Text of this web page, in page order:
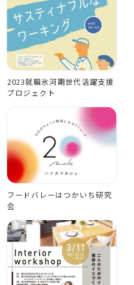
2023就職氷河期世代活躍支援
プロジェクト
フードバレーはつかいち研究
会